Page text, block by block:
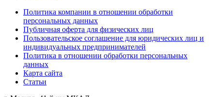
Политика компании в отношении обработки
персональных данных
Публичная оферта для физических лиц
Пользовательское соглашение для юридических лиц и
индивидуальных предпринимателей
Политика в отношении обработки персональных
данных
Карта сайта
Статьи